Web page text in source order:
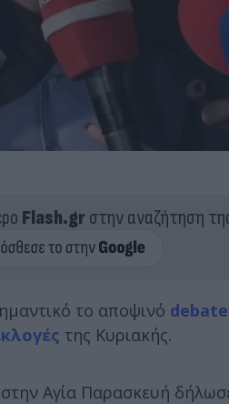
Flash.grστην αναζήτηση
το αποψινό debate
της Κυριακής.
Αγία Παρασκευή